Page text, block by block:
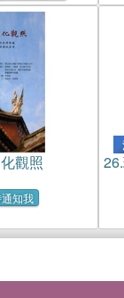
觀照
知我
26.